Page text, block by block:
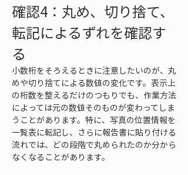
確認4：丸め、切り捨て、
転記によるずれを確認す
る
小数桁をそろえるときに注意したいのが、丸
めや切り捨てによる数値の変化です。表示上
の桁数を整えるだけのつもりでも、作業方法
によっては元の数値そのものが変わってしま
うことがあります。特に、写真の位置情報を
一覧表に転記し、さらに報告書に貼り付ける
流れでは、どの段階で丸められたのか分から
なくなることがあります。